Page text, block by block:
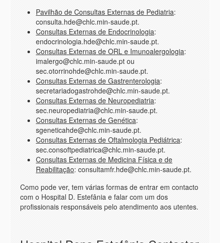
Pavilhão de Consultas Externas de Pediatria:
consulta.hde@chlc.min-saude.pt.
Consultas Externas de Endocrinologia:
endocrinologia.hde@chlc.min-saude.pt.
Consultas Externas de ORL e Imunoalergologia:
imalergo@chlc.min-saude.pt ou
sec.otorrinohde@chlc.min-saude.pt.
Consultas Externas de Gastrenterologia:
secretariadogastrohde@chlc.min-saude.pt.
Consultas Externas de Neuropediatria:
sec.neuropediatria@chlc.min-saude.pt.
Consultas Externas de Genética:
sgeneticahde@chlc.min-saude.pt.
Consultas Externas de Oftalmologia Pediátrica:
sec.consoftpediatrica@chlc.min-saude.pt.
Consultas Externas de Medicina Física e de
Reabilitação: consultamfr.hde@chlc.min-saude.pt.
Como pode ver, tem várias formas de entrar em contacto
com o Hospital D. Estefânia e falar com um dos
profissionais responsáveis pelo atendimento aos utentes.